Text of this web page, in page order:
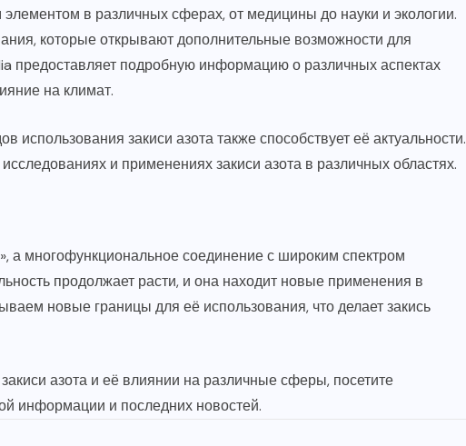
в различных сферах, от медицины до науки и экологии.
которые открывают дополнительные возможности для
предоставляет подробную информацию о различных аспектах
на климат.
использования закиси азота также способствует её актуальности.
и применениях закиси азота в различных областях.
а многофункциональное соединение с широким спектром
продолжает расти, и она находит новые применения в
новые границы для её использования, что делает закись
азота и её влиянии на различные сферы, посетите
информации и последних новостей.